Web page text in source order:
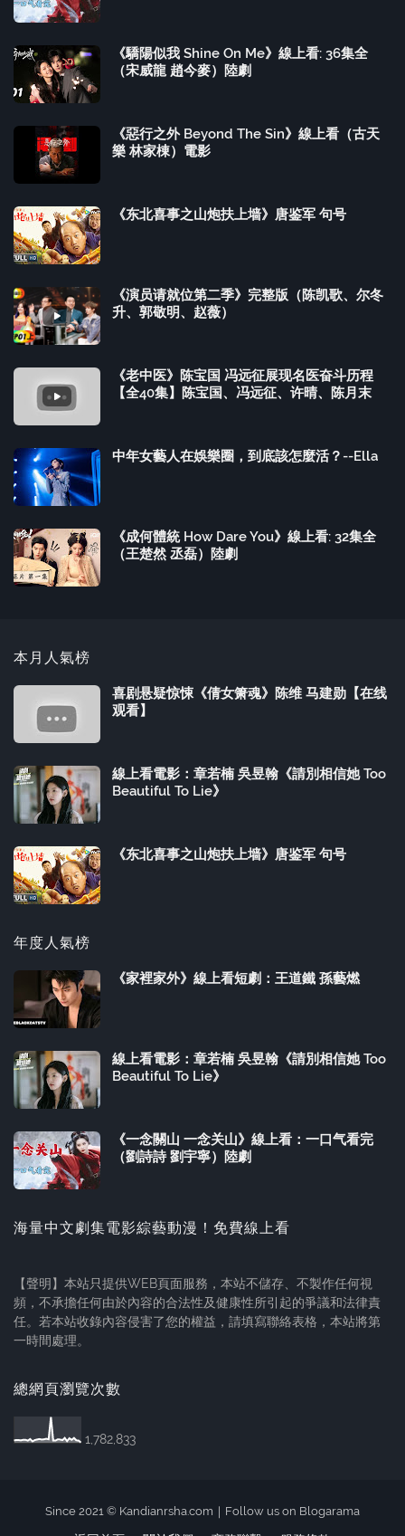
《驕陽似我 Shine On Me》線上看: 36集全
（宋威龍 趙今麥）陸劇
《惡行之外 Beyond The Sin》線上看（古天
樂 林家棟）電影
《东北喜事之山炮扶上墙》唐鉴军 句号
《演员请就位第二季》完整版（陈凯歌、尔冬
升、郭敬明、赵薇）
《老中医》陈宝国 冯远征展现名医奋斗历程
【全40集】陈宝国、冯远征、许晴、陈月末
中年女藝人在娛樂圈，到底該怎麼活？--Ella
《成何體統 How Dare You》線上看: 32集全
（王楚然 丞磊）陸劇
本月人氣榜
喜剧悬疑惊悚《倩女箫魂》陈维 马建勋【在线
观看】
線上看電影：章若楠 吳昱翰《請別相信她 Too
Beautiful To Lie》
《东北喜事之山炮扶上墙》唐鉴军 句号
年度人氣榜
《家裡家外》線上看短劇：王道鐵 孫藝燃
線上看電影：章若楠 吳昱翰《請別相信她 Too
Beautiful To Lie》
《一念關山 一念关山》線上看：一口气看完
（劉詩詩 劉宇寧）陸劇
海量中文劇集電影綜藝動漫！免費線上看
【聲明】本站只提供WEB頁面服務，本站不儲存、不製作任何視
頻，不承擔任何由於內容的合法性及健康性所引起的爭議和法律責
任。若本站收錄內容侵害了您的權益，請填寫聯絡表格，本站將第
一時間處理。
總網頁瀏覽次數
1,782,833
Since 2021 © Kandianrsha.com ｜ Follow us on Blogarama